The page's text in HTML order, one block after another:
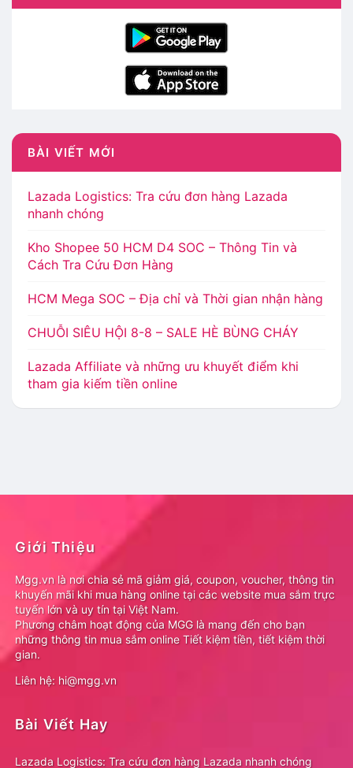
BÀI VIẾT MỚI
Lazada Logistics: Tra cứu đơn hàng Lazada
nhanh chóng
Kho Shopee 50 HCM D4 SOC – Thông Tin và
Cách Tra Cứu Đơn Hàng
HCM Mega SOC – Địa chỉ và Thời gian nhận hàng
CHUỖI SIÊU HỘI 8-8 – SALE HÈ BÙNG CHÁY
Lazada Affiliate và những ưu khuyết điểm khi
tham gia kiếm tiền online
Giới Thiệu
Mgg.vn là nơi chia sẻ mã giảm giá, coupon, voucher, thông tin
khuyến mãi khi mua hàng online tại các website mua sắm trực
tuyến lớn và uy tín tại Việt Nam.
Phương châm hoạt động của MGG là mang đến cho bạn
những thông tin mua sắm online Tiết kiệm tiền, tiết kiệm thời
gian.
Liên hệ: hi@mgg.vn
Bài Viết Hay
Lazada Logistics: Tra cứu đơn hàng Lazada nhanh chóng